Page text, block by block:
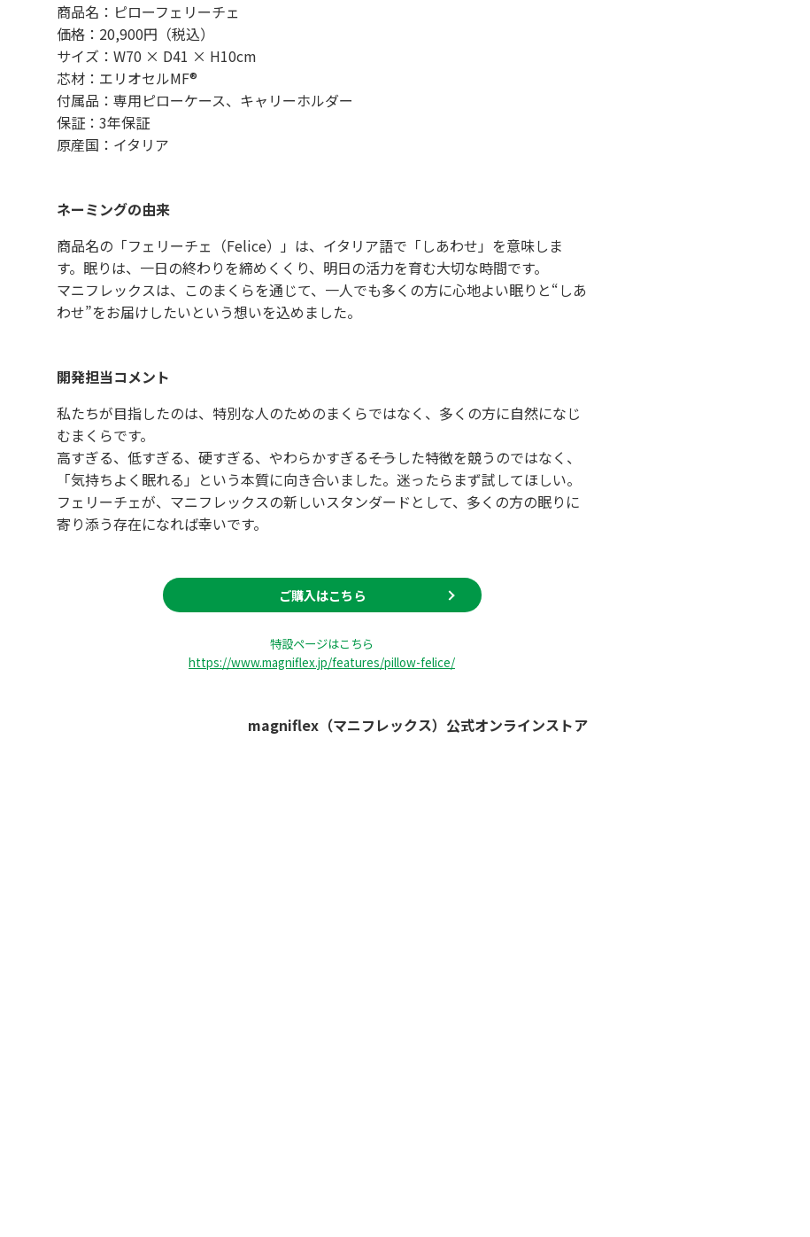
商品名：ピローフェリーチェ
価格：20,900円（税込）
サイズ：W70 × D41 × H10cm
芯材：エリオセルMF®
付属品：専用ピローケース、キャリーホルダー
保証：3年保証
原産国：イタリア
ネーミングの由来
商品名の「フェリーチェ（Felice）」は、イタリア語で「しあわせ」を意味しま
す。眠りは、一日の終わりを締めくくり、明日の活力を育む大切な時間です。
マニフレックスは、このまくらを通じて、一人でも多くの方に心地よい眠りと“しあ
わせ”をお届けしたいという想いを込めました。
開発担当コメント
私たちが目指したのは、特別な人のためのまくらではなく、多くの方に自然になじ
むまくらです。
高すぎる、低すぎる、硬すぎる、やわらかすぎる――そうした特徴を競うのではなく、
「気持ちよく眠れる」という本質に向き合いました。迷ったらまず試してほしい。
フェリーチェが、マニフレックスの新しいスタンダードとして、多くの方の眠りに
寄り添う存在になれば幸いです。
ご購入はこちら
特設ページはこちら
https://www.magniflex.jp/features/pillow-felice/
magniflex（マニフレックス）公式オンラインストア